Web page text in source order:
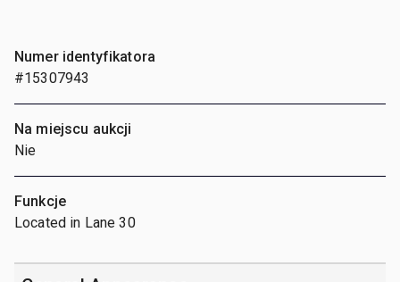
Numer identyfikatora
#15307943
Na miejscu aukcji
Nie
Funkcje
Located in Lane 30